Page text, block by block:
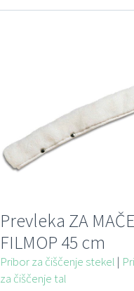
Prevleka ZA
FILMOP 45 cm
Pribor za čiščenje stekel |
za čiščenje tal